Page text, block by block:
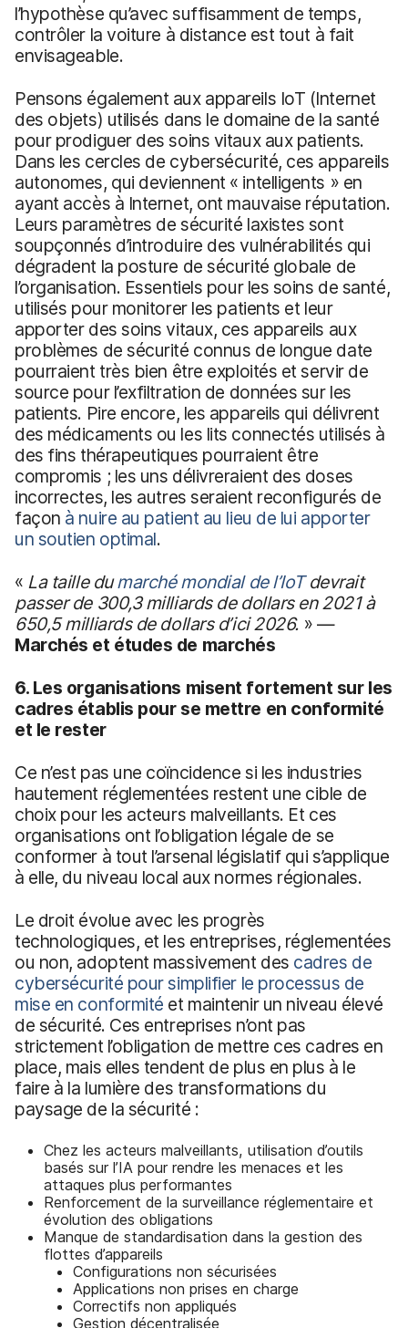
l’hypothèse qu’avec suffisamment de temps,
contrôler la voiture à distance est tout à fait
envisageable.
Pensons également aux appareils IoT (Internet
des objets) utilisés dans le domaine de la santé
pour prodiguer des soins vitaux aux patients.
Dans les cercles de cybersécurité, ces appareils
autonomes, qui deviennent « intelligents » en
ayant accès à Internet, ont mauvaise réputation.
Leurs paramètres de sécurité laxistes sont
soupçonnés d’introduire des vulnérabilités qui
dégradent la posture de sécurité globale de
l’organisation. Essentiels pour les soins de santé,
utilisés pour monitorer les patients et leur
apporter des soins vitaux, ces appareils aux
problèmes de sécurité connus de longue date
pourraient très bien être exploités et servir de
source pour l’exfiltration de données sur les
patients. Pire encore, les appareils qui délivrent
des médicaments ou les lits connectés utilisés à
des fins thérapeutiques pourraient être
compromis ; les uns délivreraient des doses
incorrectes, les autres seraient reconfigurés de
façon à nuire au patient au lieu de lui apporter
un soutien optimal.
« La taille dumarché mondial de l’IoTdevrait
passer de 300,3 milliards de dollars en 2021 à
650,5 milliards de dollars d’ici 2026.» —
Marchés et études de marchés
6. Les organisations misent fortement sur les
cadres établis pour se mettre en conformité
et le rester
Ce n’est pas une coïncidence si les industries
hautement réglementées restent une cible de
choix pour les acteurs malveillants. Et ces
organisations ont l’obligation légale de se
conformer à tout l’arsenal législatif qui s’applique
à elle, du niveau local aux normes régionales.
Le droit évolue avec les progrès
technologiques, et les entreprises, réglementées
ou non, adoptent massivement des cadres de
cybersécurité pour simplifier le processus de
mise en conformité et maintenir un niveau élevé
de sécurité. Ces entreprises n’ont pas
strictement l’obligation de mettre ces cadres en
place, mais elles tendent de plus en plus à le
faire à la lumière des transformations du
paysage de la sécurité :
Chez les acteurs malveillants, utilisation d’outils
basés sur l’IA pour rendre les menaces et les
attaques plus performantes
Renforcement de la surveillance réglementaire et
évolution des obligations
Manque de standardisation dans la gestion des
flottes d’appareils
Configurations non sécurisées
Applications non prises en charge
Correctifs non appliqués
Gestion décentralisée